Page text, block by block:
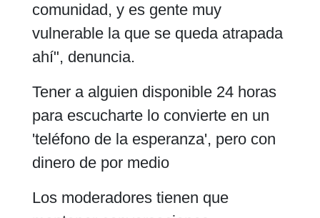
comunidad, y es gente muy
vulnerable la que se queda atrapada
ahí", denuncia.
Tener a alguien disponible 24 horas
para escucharte lo convierte en un
'teléfono de la esperanza', pero con
dinero de por medio
Los moderadores tienen que